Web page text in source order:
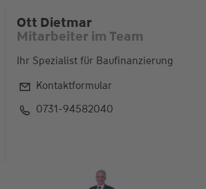
Ott Dietmar
Mitarbeiter im Team
Ihr Spezialist für Baufinanzierung
Kontaktformular
0731-94582040